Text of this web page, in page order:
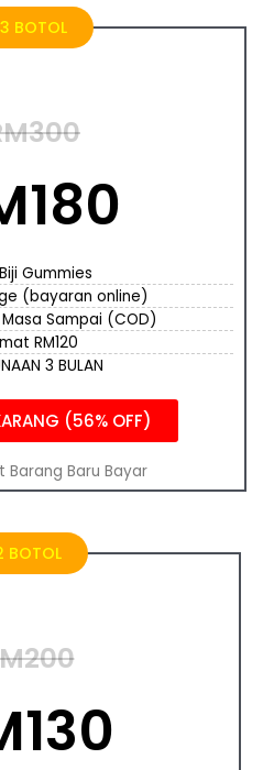
3 BOTOL
Gummies
(bayaran online)
Sampai (COD)
RM120
3 BULAN
(56% OFF)
Barang Baru Bayar
BOTOL